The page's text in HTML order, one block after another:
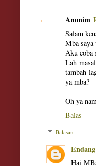
Anonim
Salam
Mba saya
Aku coba
Lah
tambah
ya mba?
Oh ya
Balas
Balasan
Hai